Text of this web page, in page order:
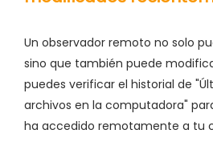
Un observador remoto no solo
sino que también puede
puedes verificar el historial de
archivos en la computadora"
ha accedido remotamente a tu